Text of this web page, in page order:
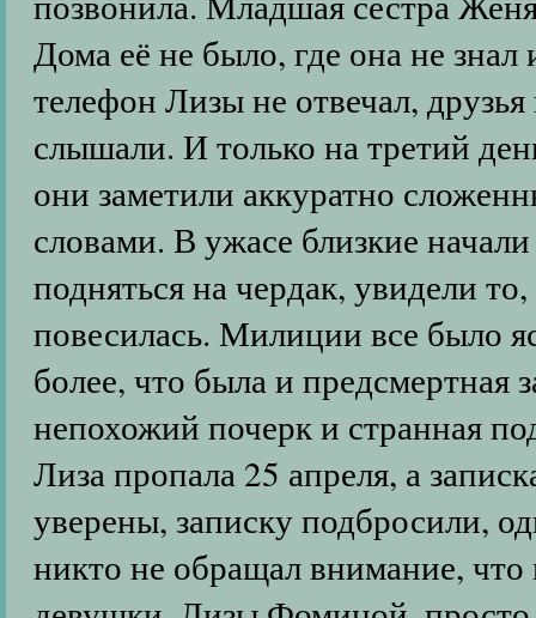
Дома её не было, где она не
телефон Лизы не отвечал,
слышали. И только на третий
они заметили аккуратно
словами. В ужасе близкие
подняться на чердак, увидели
повесилась. Милиции все было
более, что была и
непохожий почерк и странная
Лиза пропала 25 апреля, а
уверены, записку подбросили,
никто не обращал внимание,